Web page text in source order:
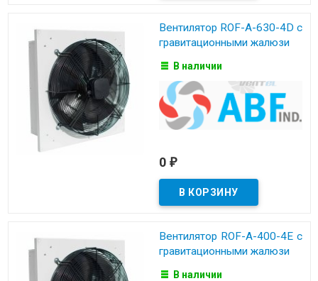
Вентилятор ROF-A-630-4D с
гравитационными жалюзи
В наличии
0 ₽
Вентилятор ROF-A-400-4E с
гравитационными жалюзи
В наличии